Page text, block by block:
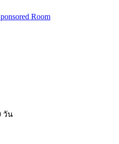
Room
วัน